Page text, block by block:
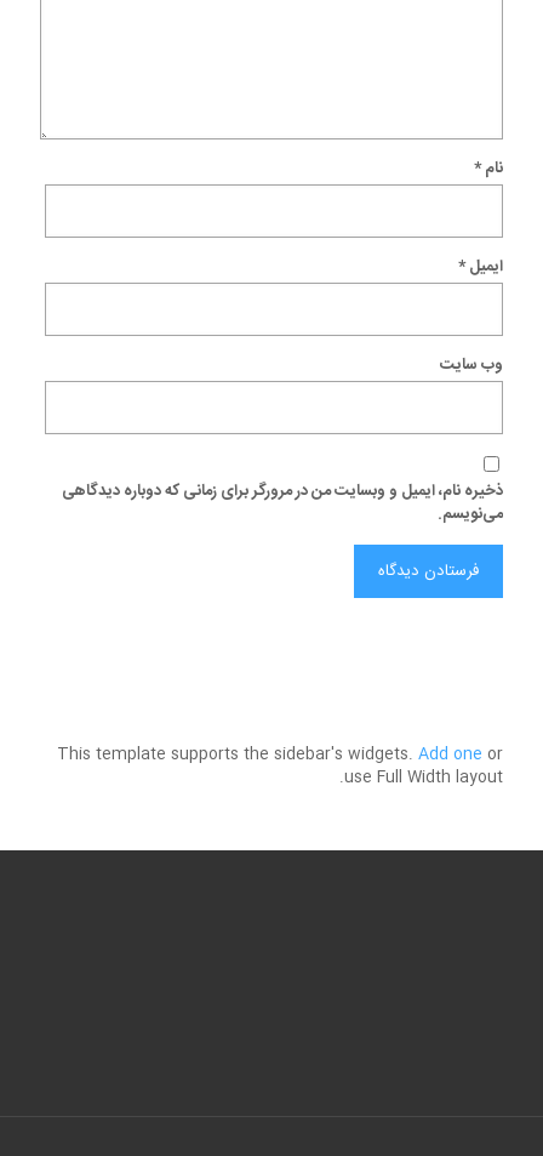
نام*
ایمیل*
وب‌ سایت
ذخیره نام، ایمیل و وبسایت من در مرورگر برای زمانی که دوباره دیدگاهی
می‌نویسم.
This template supports the sidebar's widgets. Add one or
use Full Width layout.